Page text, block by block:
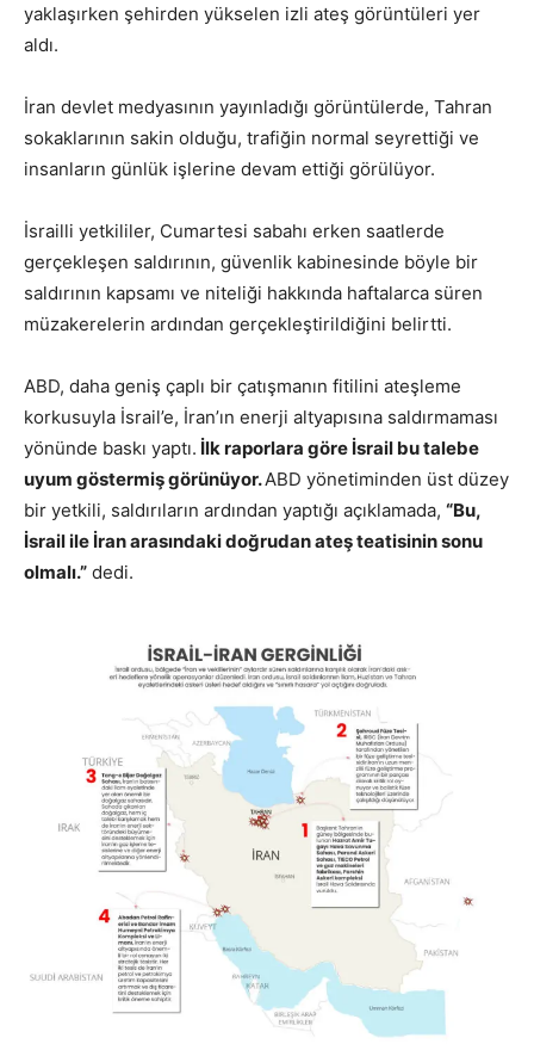
yaklaşırken şehirden yükselen izli ateş görüntüleri yer
aldı.
İran devlet medyasının yayınladığı görüntülerde, Tahran
sokaklarının sakin olduğu, trafiğin normal seyrettiği ve
insanların günlük işlerine devam ettiği görülüyor.
İsrailli yetkililer, Cumartesi sabahı erken saatlerde
gerçekleşen saldırının, güvenlik kabinesinde böyle bir
saldırının kapsamı ve niteliği hakkında haftalarca süren
müzakerelerin ardından gerçekleştirildiğini belirtti.
ABD, daha geniş çaplı bir çatışmanın fitilini ateşleme
korkusuyla İsrail’e, İran’ın enerji altyapısına saldırmaması
yönünde baskı yaptı. İlk raporlara göre İsrail bu talebe
uyum göstermiş görünüyor.ABD yönetiminden üst düzey
bir yetkili, saldırıların ardından yaptığı açıklamada, “Bu,
İsrail ile İran arasındaki doğrudan ateş teatisinin sonu
olmalı.” dedi.